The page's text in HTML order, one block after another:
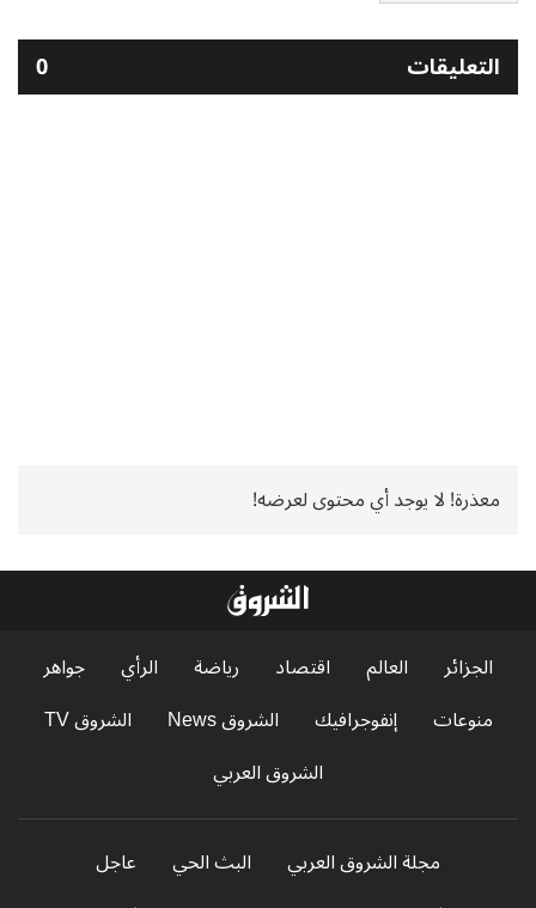
التعليقات 0
معذرة! لا يوجد أي محتوى لعرضه!
الجزائر العالم اقتصاد رياضة الرأي
جواهر
منوعات
إنفوجرافيك الشروق News
الشروق TV
الشروق العربي
مجلة الشروق العربي البث الحي
عاجل